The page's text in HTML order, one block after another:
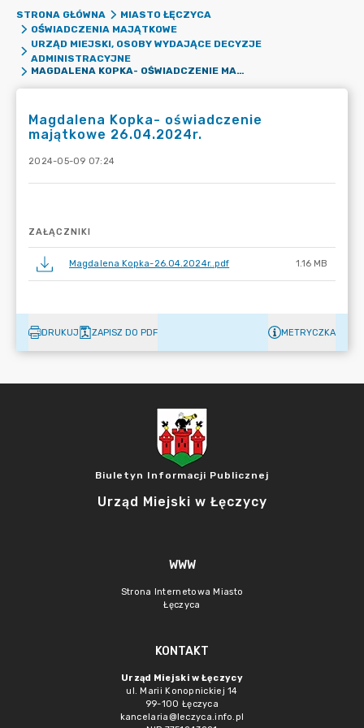
STRONA GŁÓWNA
MIASTO ŁĘCZYCA
OŚWIADCZENIA MAJĄTKOWE
URZĄD MIEJSKI, OSOBY WYDAJĄCE DECYZJE
ADMINISTRACYJNE
MAGDALENA KOPKA- OŚWIADCZENIE MAJĄTKOWE 26.04.2024R.
Magdalena Kopka- oświadczenie
majątkowe 26.04.2024r.
2024-05-09 07:24
ZAŁĄCZNIKI
Magdalena Kopka-26.04.2024r..pdf 1.16 MB
DRUKUJ ZAPISZ DO PDF METRYCZKA
Biuletyn Informacji Publicznej
Urząd Miejski w Łęczycy
WWW
Strona Internetowa Miasto
Łęczyca
KONTAKT
Urząd Miejski w Łęczycy
ul. Marii Konopnickiej 14
99-100 Łęczyca
kancelaria@leczyca.info.pl